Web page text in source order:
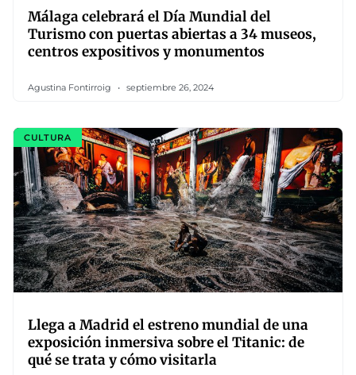
Málaga celebrará el Día Mundial del
Turismo con puertas abiertas a 34 museos,
centros expositivos y monumentos
Agustina Fontirroig septiembre 26, 2024
CULTURA
Llega a Madrid el estreno mundial de una
exposición inmersiva sobre el Titanic: de
qué se trata y cómo visitarla